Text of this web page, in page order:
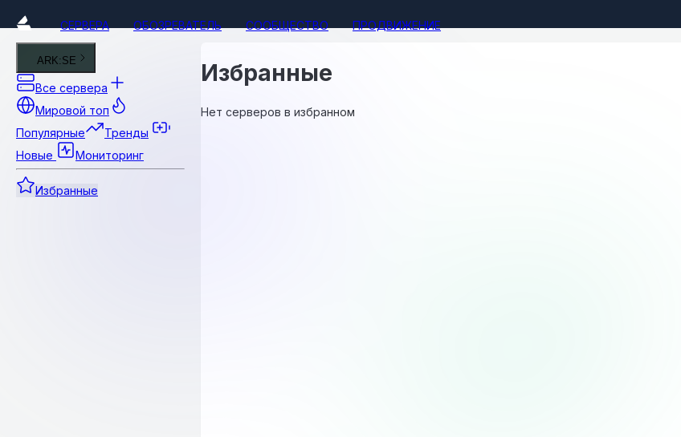
СЕРВЕРА ОБОЗРЕВАТЕЛЬ СООБЩЕСТВО ПРОДВИЖЕНИЕ
ARK:SE
Все сервера
Мировой топ
Популярные
Тренды
Новые
Мониторинг
Избранные
Избранные
Нет серверов в избранном